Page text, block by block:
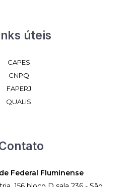
úteis
CAPES
CNPQ
FAPERJ
QUALIS
Federal Fluminense